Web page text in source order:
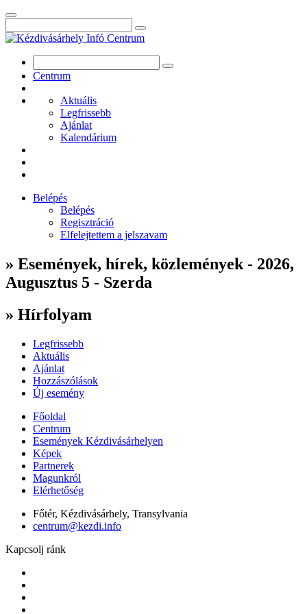
Centrum
Aktuális
Legfrissebb
Ajánlat
Kalendárium
Belépés
Belépés
Regisztráció
Elfelejtettem a jelszavam
» Események, hírek, közlemények - 2026,
Augusztus 5 - Szerda
» Hírfolyam
Legfrissebb
Aktuális
Ajánlat
Hozzászólások
Új esemény
Főoldal
Centrum
Események Kézdivásárhelyen
Képek
Partnerek
Magunkról
Elérhetőség
Főtér, Kézdivásárhely, Transylvania
centrum@kezdi.info
Kapcsolj ránk